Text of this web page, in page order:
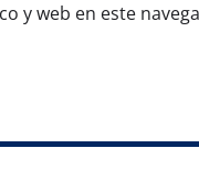
y web en este